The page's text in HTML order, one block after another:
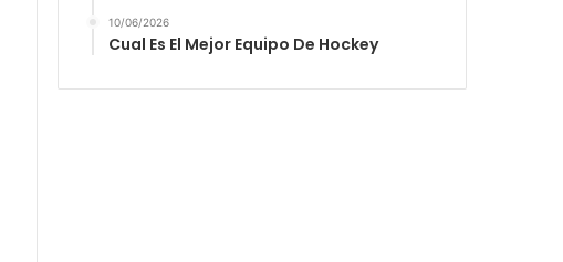
10/06/2026
Cual Es El Mejor Equipo De Hockey